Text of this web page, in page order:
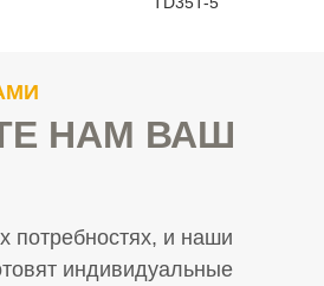
НАМ ВАШ
потребностях, и наши
индивидуальные